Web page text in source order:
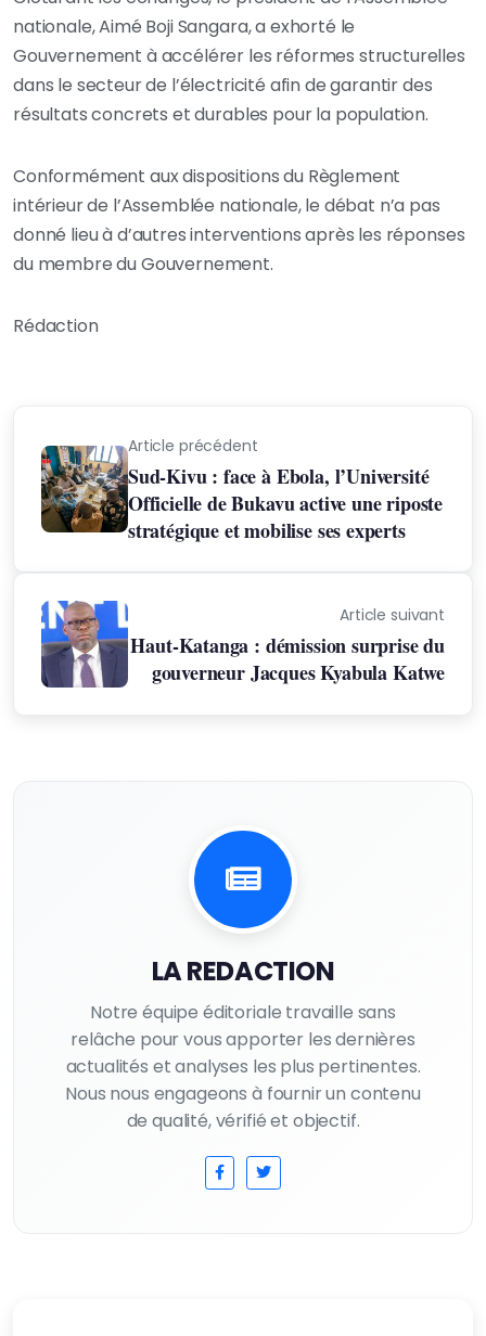
nationale, Aimé Boji Sangara, a exhorté le
Gouvernement à accélérer les réformes structurelles
dans le secteur de l’électricité afin de garantir des
résultats concrets et durables pour la population.
Conformément aux dispositions du Règlement
intérieur de l’Assemblée nationale, le débat n’a pas
donné lieu à d’autres interventions après les réponses
du membre du Gouvernement.
Rédaction
Article précédent
Sud-Kivu : face à Ebola, l’Université
Officielle de Bukavu active une riposte
stratégique et mobilise ses experts
Article suivant
Haut-Katanga : démission surprise du
gouverneur Jacques Kyabula Katwe
LA REDACTION
Notre équipe éditoriale travaille sans
relâche pour vous apporter les dernières
actualités et analyses les plus pertinentes.
Nous nous engageons à fournir un contenu
de qualité, vérifié et objectif.